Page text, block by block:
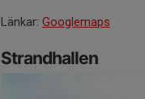
Länkar: Googlemaps
Strandhallen